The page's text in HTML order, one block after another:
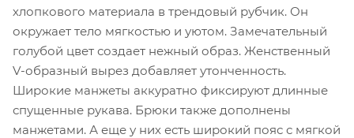
хлопкового материала в трендовый рубчик. Он
окружает тело мягкостью и уютом. Замечательный
голубой цвет создает нежный образ. Женственный
V-образный вырез добавляет утонченность.
Широкие манжеты аккуратно фиксируют длинные
спущенные рукава. Брюки также дополнены
манжетами. А еще у них есть широкий пояс с мягкой